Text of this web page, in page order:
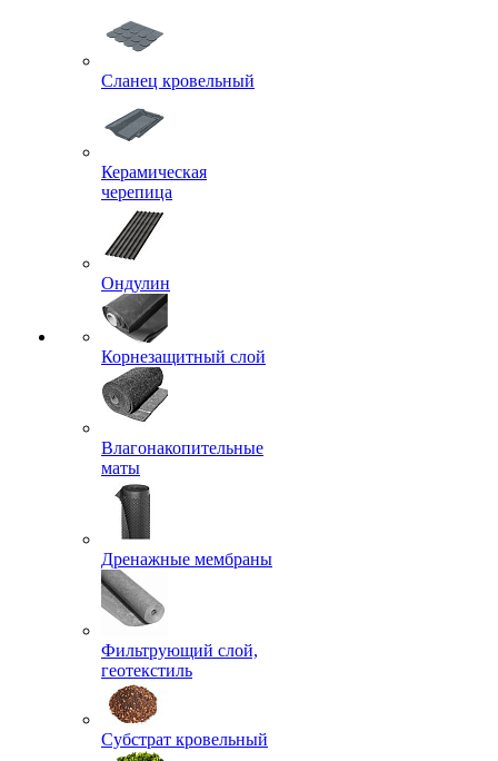
Сланец кровельный
Керамическая
черепица
Ондулин
Корнезащитный слой
Влагонакопительные
маты
Дренажные мембраны
Фильтрующий слой,
геотекстиль
Субстрат кровельный